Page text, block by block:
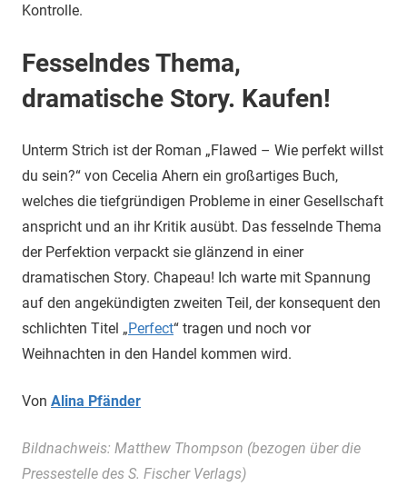
Kontrolle.
Fesselndes Thema,
dramatische Story. Kaufen!
Unterm Strich ist der Roman „Flawed – Wie perfekt willst
du sein?“ von Cecelia Ahern ein großartiges Buch,
welches die tiefgründigen Probleme in einer Gesellschaft
anspricht und an ihr Kritik ausübt. Das fesselnde Thema
der Perfektion verpackt sie glänzend in einer
dramatischen Story. Chapeau! Ich warte mit Spannung
auf den angekündigten zweiten Teil, der konsequent den
schlichten Titel „Perfect“ tragen und noch vor
Weihnachten in den Handel kommen wird.
Von Alina Pfänder
Bildnachweis: Matthew Thompson (bezogen über die
Pressestelle des S. Fischer Verlags)